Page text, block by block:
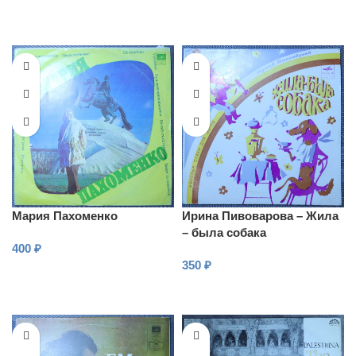
Мария Пахоменко
400 ₽
Ирина Пивоварова – Жила
– была собака
350 ₽